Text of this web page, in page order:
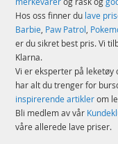
Hos oss finner du lave
Barbie, Paw Patrol,
er du sikret best pris. Vi
Klarna.
Vi er eksperter på
har alt du trenger for
inspirerende artiklerom
Bli medlem av vår
våre allerede lave priser.